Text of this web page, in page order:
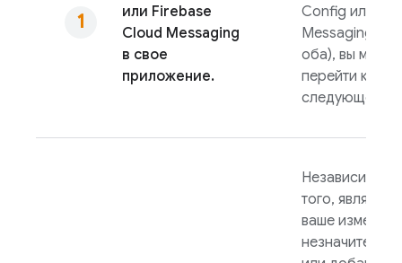
или Firebase
Cloud Messaging
в свое
приложение.
Config или
Messaging
оба), вы
перейти к
следующему
Независимо от
того, является
ваше